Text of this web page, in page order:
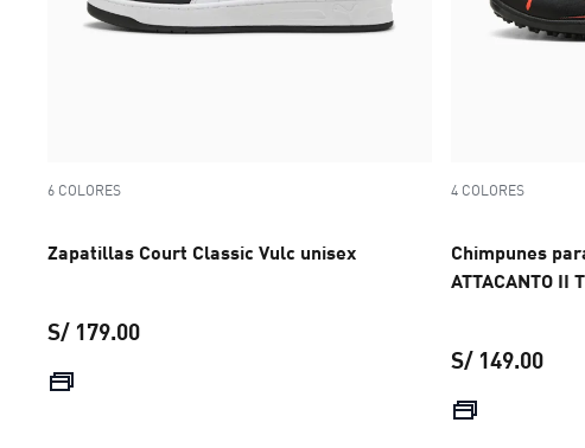
6 COLORES
Zapatillas Court Classic Vulc unisex
S/ 179.00
4 COLORES
Chimpunes
ATTACANTO II
S/ 149.00